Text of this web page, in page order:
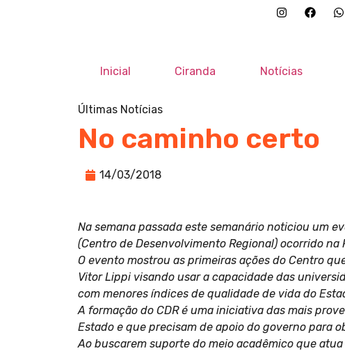
Inicial Ciranda Notícias
Últimas Notícias
No caminho certo
14/03/2018
Na semana passada este semanário noticiou um
(Centro de Desenvolvimento Regional) ocorrido na
O evento mostrou as primeiras ações do Centro
Vitor Lippi visando usar a capacidade das
com menores índices de qualidade de vida do
A formação do CDR é uma iniciativa das mais
Estado e que precisam de apoio do governo para
Ao buscarem suporte do meio acadêmico que